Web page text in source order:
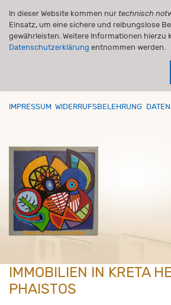
In dieser Website kommen nur technisch
Einsatz, um eine sichere und reibungslose
gewährleisten. Weitere Informationen hierzu
Datenschutzerklärung entnommen werden.
IMPRESSUM WIDERRUFSBELEHRUNG
IMMOBILIEN IN KRETA
PHAISTOS